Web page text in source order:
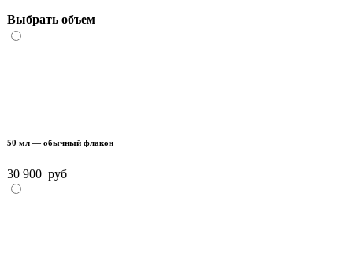
Выбрать объем
50 мл — обычный флакон
30 900 руб